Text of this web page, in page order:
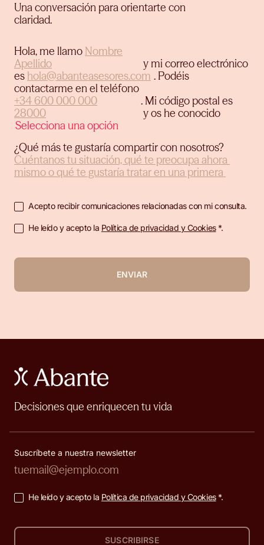
Una conversación para orientarte con
claridad.
Hola, me llamo
y mi correo electrónico
es
. Podéis
contactarme en el teléfono
. Mi código postal es
y os he conocido
¿Qué más te gustaría compartir con nosotros?
Acepto recibir comunicaciones relacionadas con mi consulta.
He leído y acepto la Política de privacidad y Cookies*.
ENVIAR
Decisiones que enriquecen tu vida
Suscríbete a nuestra newsletter
He leído y acepto la Política de privacidad y Cookies*.
SUSCRIBIRSE